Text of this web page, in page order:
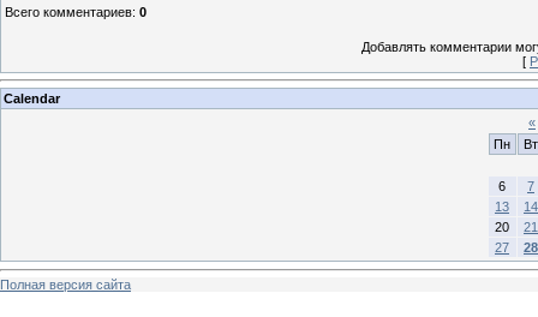
Всего комментариев: 0
Добавлять комментарии
[
Calendar
«
Пн
Вт
6
7
13
14
20
21
27
28
Полная версия сайта